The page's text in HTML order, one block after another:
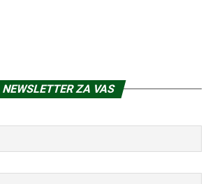
NEWSLETTER ZA VAS